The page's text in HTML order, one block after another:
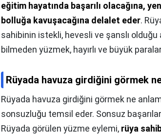
eğitim hayatında başarılı olacağına,
bolluğa kavuşacağına delalet eder.
sahibinin istekli, hevesli ve şanslı
bilmeden yüzmek, hayırlı ve büyük
Rüyada havuza girdiğini görmek
Rüyada havuza girdiğini görmek ne
sonsuzluğu temsil eder. Sonsuz
Rüyada görülen yüzme eylemi, rüya